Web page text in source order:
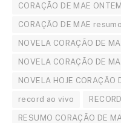
CORAÇÃO DE MAE ONTEM
CORAÇÃO DE MAE
NOVELA CORAÇÃO DE
NOVELA CORAÇÃO DE
NOVELA HOJE CORAÇÃO
record ao vivo
RESUMO CORAÇÃO DE